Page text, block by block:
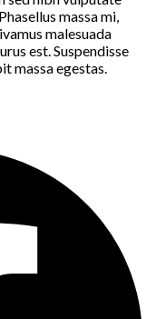
massa mi,
malesuada
est. Suspendisse
massa egestas.